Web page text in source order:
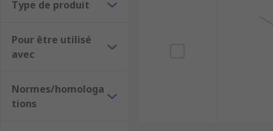
Type de produit
Pour être utilisé
avec
Normes/homologa
tions